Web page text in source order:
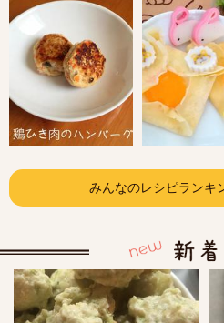
みんなのレシピランキ